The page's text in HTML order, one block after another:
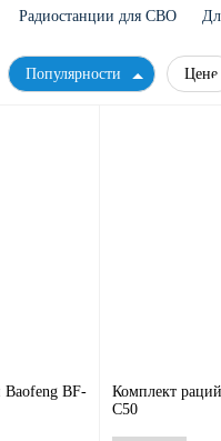
Радиостанции для СВО
Популярности Цене
Baofeng BF-
Комплект
C50